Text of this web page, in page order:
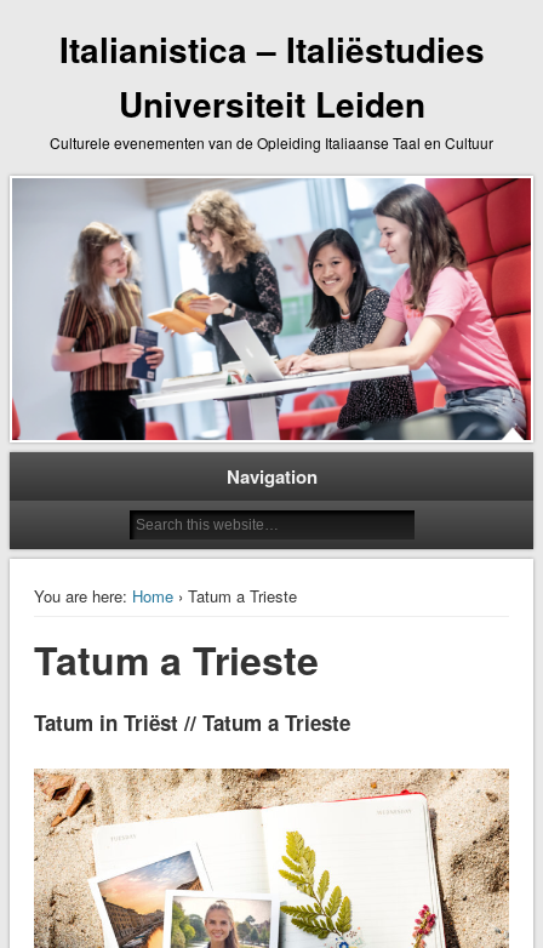
Italianistica – Italiëstudies
Universiteit Leiden
Culturele evenementen van de Opleiding Italiaanse Taal en Cultuur
Navigation
You are here: Home› Tatum a Trieste
Tatum a Trieste
Tatum in Triëst // Tatum a Trieste